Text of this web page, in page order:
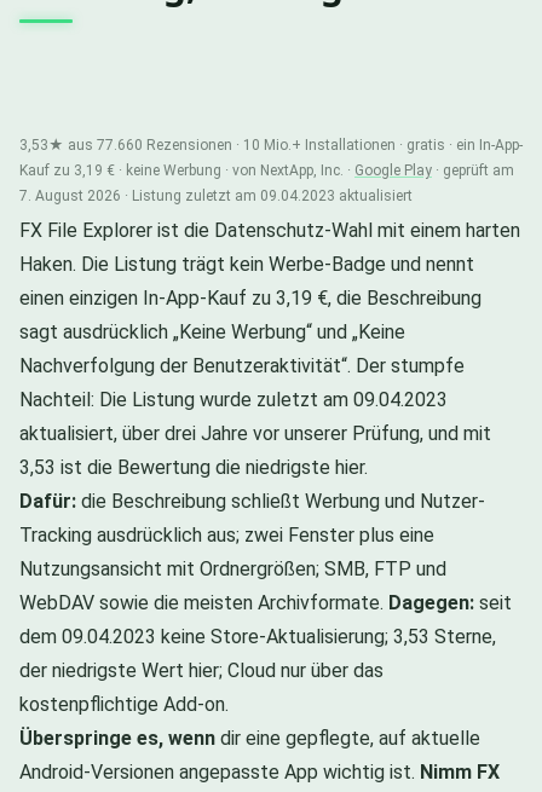
3,53★ aus 77.660 Rezensionen · 10 Mio.+ Installationen · gratis · ein In-App-
Kauf zu 3,19 € · keine Werbung · von NextApp, Inc. · Google Play · geprüft am
7. August 2026 · Listung zuletzt am 09.04.2023 aktualisiert
FX File Explorer ist die Datenschutz-Wahl mit einem harten
Haken. Die Listung trägt kein Werbe-Badge und nennt
einen einzigen In-App-Kauf zu 3,19 €, die Beschreibung
sagt ausdrücklich „Keine Werbung“ und „Keine
Nachverfolgung der Benutzeraktivität“. Der stumpfe
Nachteil: Die Listung wurde zuletzt am 09.04.2023
aktualisiert, über drei Jahre vor unserer Prüfung, und mit
3,53 ist die Bewertung die niedrigste hier.
Dafür: die Beschreibung schließt Werbung und Nutzer-
Tracking ausdrücklich aus; zwei Fenster plus eine
Nutzungsansicht mit Ordnergrößen; SMB, FTP und
WebDAV sowie die meisten Archivformate. Dagegen: seit
dem 09.04.2023 keine Store-Aktualisierung; 3,53 Sterne,
der niedrigste Wert hier; Cloud nur über das
kostenpflichtige Add-on.
Überspringe es, wenn dir eine gepflegte, auf aktuelle
Android-Versionen angepasste App wichtig ist. Nimm FX